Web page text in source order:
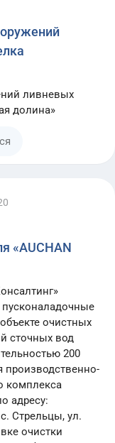
ливневых
долина»
«AUCHAN
пусконаладочные
очистных
сточных вод
200
производственно-
комплекса
адресу:
Стрельцы, ул.
очистки